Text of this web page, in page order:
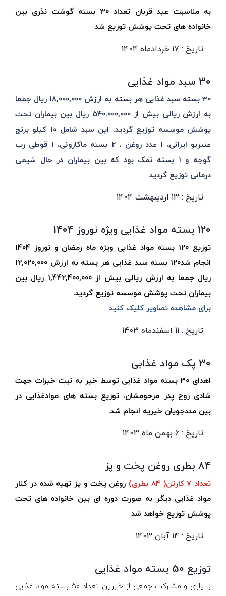
به مناسبت عید قربان تعداد 30 بسته گوشت نذری بین
خانواده های تحت پوشش توزیع شد
تاریخ : 17 خردادماه 1404
30 سبد مواد غذایی
30 بسته سبد غذایی هر بسته به ارزش 18,000,000 ریال جمعا
به ارزش ریالی بیش از 540.000,000 ریال بین بیماران تحت
پوشش موسسه توزیع گردید. این سبد شامل ۱۰ کیلو برنج
عنبربو ایرانی، ۱ عدد روغن ، ۲ بسته ماکارونی، ۱ قوطی رب
گوجه و ۱ بسته نمک بود که بین بیماران در حال شیمی
درمانی توزیع گردید
تاریخ : 13 اردیبهشت 1404
120 بسته مواد غذایی ویژه نوروز 1404
توزیع 120 بسته مواد غذایی ویژه ماه رمضان و نوروز 1404
انجام شد120 بسته سبد غذایی هر بسته به ارزش 12,020,000
ریال جمعا به ارزش ریالی بیش از 1,442,400,000 ریال بین
بیماران تحت پوشش موسسه توزیع گردید.
برای مشاهده تصاویر کلیک کنید
تاریخ : 11 اسفندماه 1403
30 پک مواد غذایی
اهدای 30 بسته مواد غذایی توسط خیر به نیت خیرات جهت
شادی روح پدر مرحومشان، توزیع بسته های موادغذایی در
بین مددجویان خیریه انجام شد.
تاریخ : 6 بهمن ماه 1403
84 بطری روغن پخت و پز
تعداد 7 کارتن( ۸۴ بطری)
روغن پخت و پز تهیه شده در کنار
مواد غذایی دیگر به صورت دوره ای بین خانواده های تحت
پوشش توزیع خواهد شد
تاریخ : 14 آبان 1403
توزیع 50 بسته مواد غذایی
با یاری و مشارکت جمعی از خیرین تعداد 50 بسته مواد غذایی